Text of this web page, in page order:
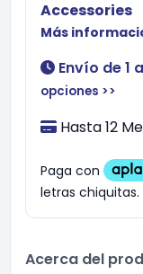
Accessories
Más
Envío de 1
opciones >>
Hasta 12
Acerca del